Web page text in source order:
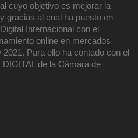
cuyo objetivo es mejorar la
gracias al cual ha puesto en
Internacional con el
online en mercados
Para ello ha contado con el
de la Cámara de